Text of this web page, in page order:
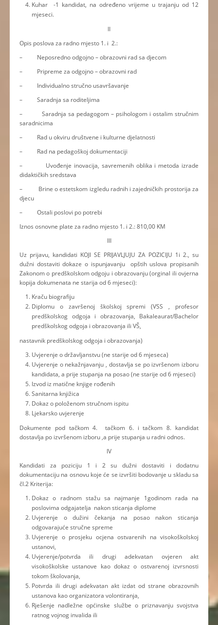
Kuhar -1 kandidat, na određeno vrijeme u trajanju od 12
mjeseci.
II
Opis poslova za radno mjesto 1. i 2.:
– Neposredno odgojno – obrazovni rad sa djecom
– Pripreme za odgojno – obrazovni rad
– Individualno stručno usavršavanje
– Saradnja sa roditeljima
– Saradnja sa pedagogom – psihologom i ostalim stručnim
saradnicima
– Rad u okviru društvene i kulturne djelatnosti
– Rad na pedagoškoj dokumentaciji
– Uvođenje inovacija, savremenih oblika i metoda izrade
didaktičkih sredstava
– Brine o estetskom izgledu radnih i zajedničkih prostorija za
djecu
– Ostali poslovi po potrebi
Iznos osnovne plate za radno mjesto 1. i 2.: 810,00 KM
III
Uz prijavu, kandidati KOJI SE PRIJAVLJUJU ZA POZICIJU 1i 2., su
dužni dostaviti dokaze o ispunjavanju opštih uslova propisanih
Zakonom o predškolskom odgoju i obrazovanju (orginal ili ovjerna
kopija dokumenata ne starija od 6 mjeseci):
Kraču biografiju
Diplomu o završenoj školskoj spremi (VSS , profesor
predškolskog odgoja i obrazovanja, Bakaleaurat/Bachelor
predškolskog odgoja i obrazovanja ili VŠ,
nastavnik predškolskog odgoja i obrazovanja)
Uvjerenje o državljanstvu (ne starije od 6 mjeseca)
Uvjerenje o nekažnjavanju , dostavlja se po izvršenom izboru
kandidata, a prije stupanja na posao (ne starije od 6 mjeseci)
Izvod iz matične knjige rođenih
Sanitarna knjižica
Dokaz o položenom stručnom ispitu
Ljekarsko uvjerenje
Dokumente pod tačkom 4. tačkom 6. i tačkom 8. kandidat
dostavlja po izvršenom izboru ,a prije stupanja u radni odnos.
IV
Kandidati za poziciju 1 i 2 su dužni dostaviti i dodatnu
dokumentaciju na osnovu koje će se izvršiti bodovanje u skladu sa
čl.2 Kriterija:
Dokaz o radnom stažu sa najmanje 1godinom rada na
poslovima odgajatelja nakon sticanja diplome
Uvjerenje o dužini čekanja na posao nakon sticanja
odgovarajuće stručne spreme
Uvjerenje o prosjeku ocjena ostvarenih na visokoškolskoj
ustanovi,
Uvjerenje/potvrda ili drugi adekvatan ovjeren akt
visokoškolske ustanove kao dokaz o ostvarenoj izvrsnosti
tokom školovanja,
Potvrda ili drugi adekvatan akt izdat od strane obrazovnih
ustanova kao organizatora volontiranja,
Rješenje nadležne općinske službe o priznavanju svojstva
ratnog vojnog invalida ili